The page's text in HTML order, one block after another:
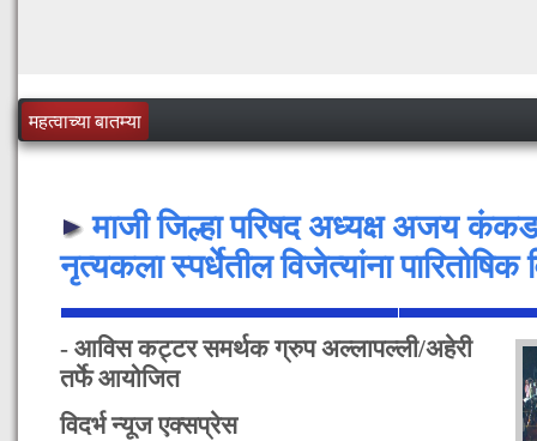
महत्वाच्या बातम्या
माजी जिल्हा परिषद अध्यक्ष अजय
नृत्यकला स्पर्धेतील विजेत्यांना पारितोषिक
- आविस कट्टर समर्थक ग्रुप अल्लापल्ली/अहेरी
तर्फे आयोजित
विदर्भ न्यूज एक्सप्रेस